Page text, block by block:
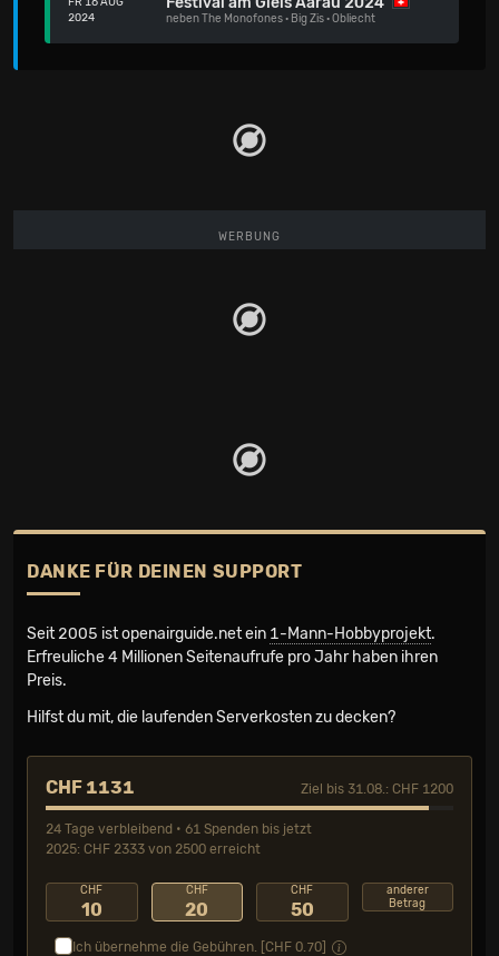
2024
nebenThe Monofones· Big Zis·Obliecht
WERBUNG
DANKE FÜR DEINEN SUPPORT
Seit 2005 ist openairguide.net ein 1-Mann-Hobbyprojekt.
Erfreuliche 4 Millionen Seiten­aufrufe pro Jahr haben ihren
Preis.
Hilfst du mit, die laufenden Serverkosten zu decken?
CHF 1131 Ziel bis 31.08.: CHF 1200
24 Tage verbleibend • 61 Spenden bis jetzt
2025: CHF 2333 von 2500 erreicht
CHF
10
CHF
20
CHF
50
anderer
Betrag
Ich übernehme die Gebühren. [CHF 0.70